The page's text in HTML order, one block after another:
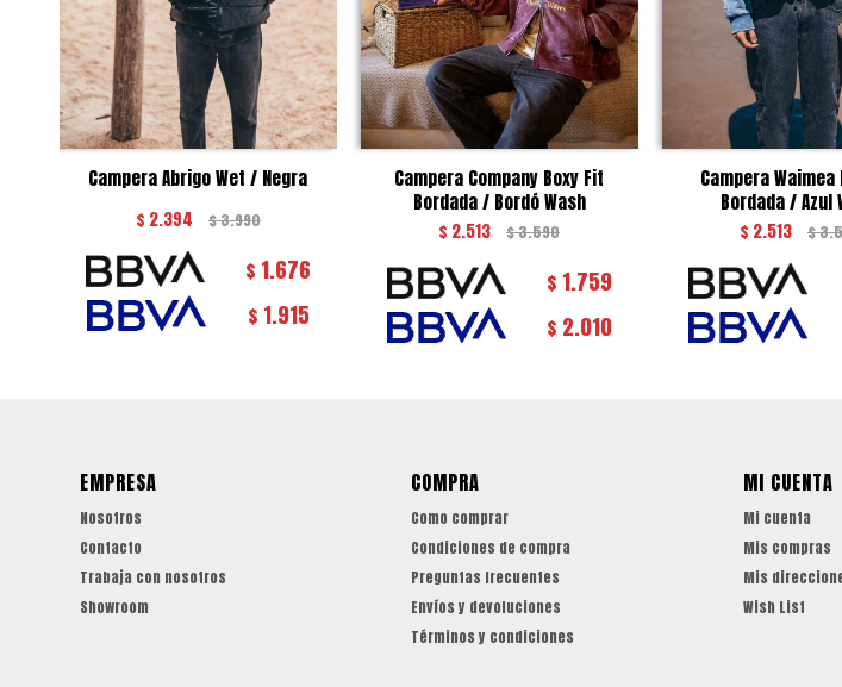
Campera Abrigo Wet / Negra
$ 2.394 $3.990
$ 1.676
$ 1.915
Campera Company Boxy Fit
Bordada / Bordó Wash
$ 2.513 $3.590
$ 1.759
$ 2.010
Campera Waimea
Bordada / Azul
$ 2.513 $
EMPRESA
Nosotros
Contacto
Trabaja con nosotros
Showroom
COMPRA
Como comprar
Condiciones de compra
Preguntas frecuentes
Envíos y devoluciones
Términos y condiciones
MI CUENTA
Mi cuenta
Mis compras
Mis
Wish List